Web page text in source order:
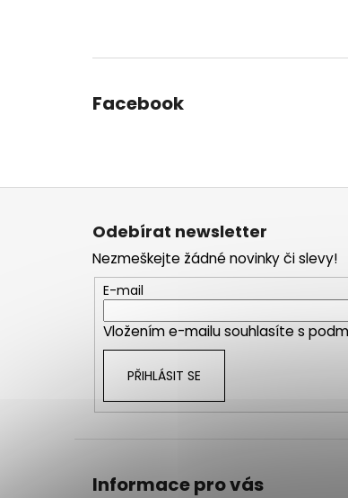
Facebook
Odebírat newsletter
Nezmeškejte žádné novinky či slevy!
E-mail
Vložením e-mailu souhlasíte s
PŘIHLÁSIT SE
Informace pro vás